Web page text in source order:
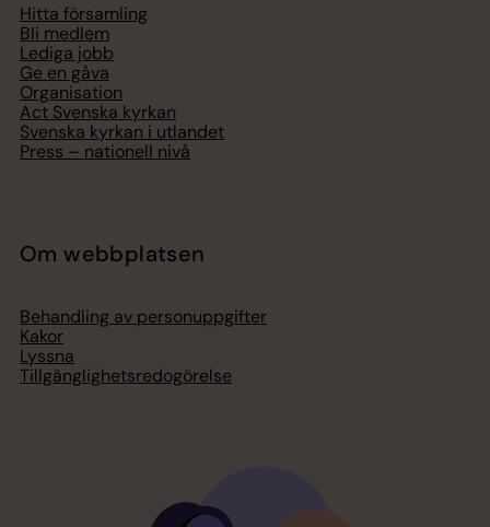
Hitta församling
Bli medlem
Lediga jobb
Ge en gåva
Organisation
Act Svenska kyrkan
Svenska kyrkan i utlandet
Press – nationell nivå
Om webbplatsen
Behandling av personuppgifter
Kakor
Lyssna
Tillgänglighetsredogörelse